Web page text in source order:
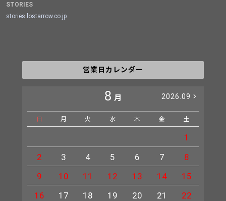
STORIES
stories.lostarrow.co.jp
営業日カレンダー
8 月 2026.09
日 月 火 水 木 金 土
1
2
3 4 5 6 7
8
9
10 11 12 13 14
15
16
17 18 19 20 21
22